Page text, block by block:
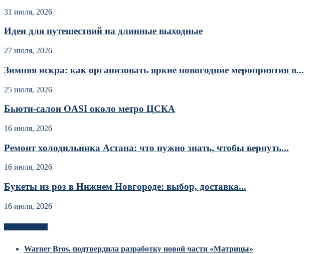
31 июля, 2026
Идеи для путешествий на длинные выходные
27 июля, 2026
Зимняя искра: как организовать яркие новогодние мероприятия в...
25 июля, 2026
Бьюти-салон OASI около метро ЦСКА
16 июля, 2026
Ремонт холодильника Астана: что нужно знать, чтобы вернуть...
16 июля, 2026
Букеты из роз в Нижнем Новгороде: выбор, доставка...
16 июля, 2026
Warner Bros. подтвердила разработку новой части «Матрицы»